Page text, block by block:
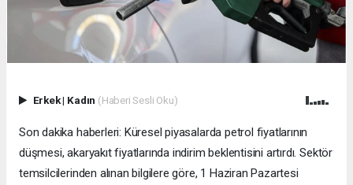
Erkek| Kadın (Haberi Sesli Oku)
Son dakika haberleri: Küresel piyasalarda petrol fiyatlarının
düşmesi, akaryakıt fiyatlarında indirim beklentisini artırdı. Sektör
temsilcilerinden alınan bilgilere göre, 1 Haziran Pazartesi